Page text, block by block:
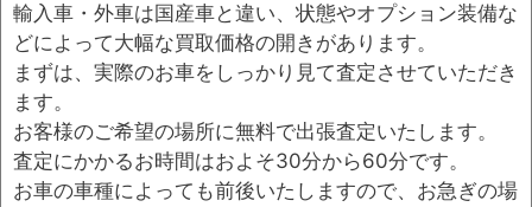
輸入車・外車は国産車と違い、状態やオプション装備な
どによって大幅な買取価格の開きがあります。
まずは、実際のお車をしっかり見て査定させていただき
ます。
お客様のご希望の場所に無料で出張査定いたします。
査定にかかるお時間はおよそ30分から60分です。
お車の車種によっても前後いたしますので、お急ぎの場